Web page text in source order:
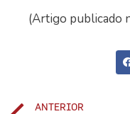
(Artigo publicado
ANTERIOR